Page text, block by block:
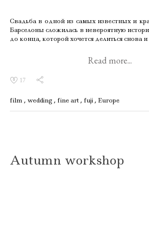
Свадьба в одной из самых известных и
Барселоны сложилась в невероятную
до конца, которой хочется делиться снова и
Read more...
17
film wedding fine art fuji Europe
Autumn workshop